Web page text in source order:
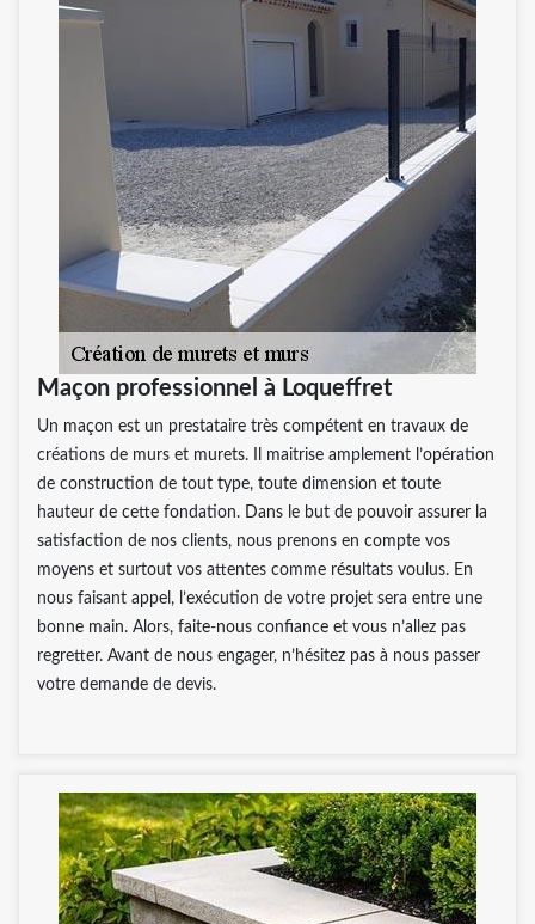
Maçon professionnel à Loqueffret
Un maçon est un prestataire très compétent en travaux de
créations de murs et murets. Il maitrise amplement l’opération
de construction de tout type, toute dimension et toute
hauteur de cette fondation. Dans le but de pouvoir assurer la
satisfaction de nos clients, nous prenons en compte vos
moyens et surtout vos attentes comme résultats voulus. En
nous faisant appel, l’exécution de votre projet sera entre une
bonne main. Alors, faite-nous confiance et vous n’allez pas
regretter. Avant de nous engager, n’hésitez pas à nous passer
votre demande de devis.